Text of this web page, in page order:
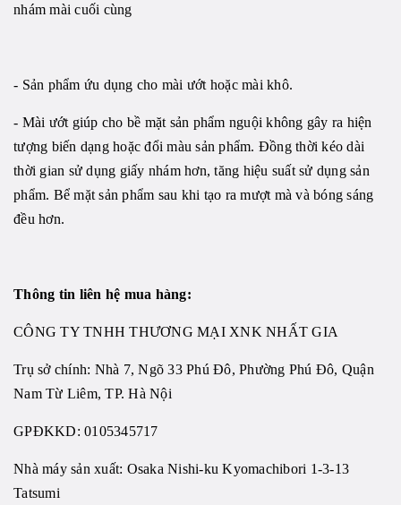
nhám mài cuối cùng
- Sản phẩm ứu dụng cho mài ướt hoặc mài khô.
- Mài ướt giúp cho bề mặt sản phẩm nguội không gây ra hiện
tượng biến dạng hoặc đổi màu sản phẩm. Đồng thời kéo dài
thời gian sử dụng giấy nhám hơn, tăng hiệu suất sử dụng sản
phẩm. Bể mặt sản phẩm sau khi tạo ra mượt mà và bóng sáng
đều hơn.
Thông tin liên hệ mua hàng:
CÔNG TY TNHH THƯƠNG MẠI XNK NHẤT GIA
Trụ sở chính: Nhà 7, Ngõ 33 Phú Đô, Phường Phú Đô, Quận
Nam Từ Liêm, TP. Hà Nội
GPĐKKD: 0105345717
Nhà máy sản xuất: Osaka Nishi-ku Kyomachibori 1-3-13
Tatsumi